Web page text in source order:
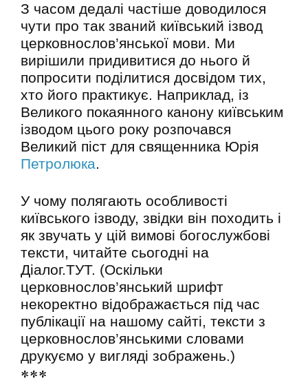
З часом дедалі частіше доводилося
чути про так званий київський ізвод
церковнослов’янської мови. Ми
вирішили придивитися до нього й
попросити поділитися досвідом тих,
хто його практикує. Наприклад, із
Великого покаянного канону київським
ізводом цього року розпочався
Великий піст для священника Юрія
Петролюка.
У чому полягають особливості
київського ізводу, звідки він походить і
як звучать у цій вимові богослужбові
тексти, читайте сьогодні на
Діалог.ТУТ. (Оскільки
церковнослов’янський шрифт
некоректно відображається під час
публікації на нашому сайті, тексти з
церковнослов’янськими словами
друкуємо у вигляді зображень.)
***